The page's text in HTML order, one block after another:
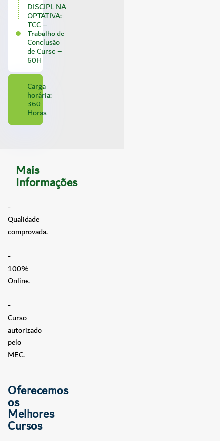
DISCIPLINA
OPTATIVA:
TCC –
Trabalho de
Conclusão
de Curso –
60H
Carga
horária:
360
Horas
Mais
Informações
-
Qualidade
comprovada.
-
100%
Online.
-
Curso
autorizado
pelo
MEC.
Oferecemos
os
Melhores
Cursos